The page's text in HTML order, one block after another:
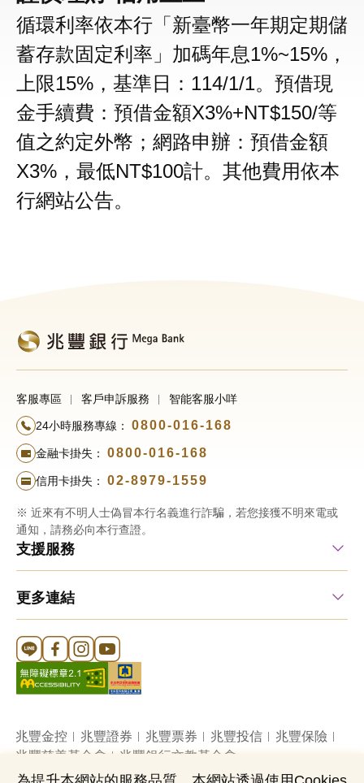
循環利率依本行「新臺幣一年期定期儲
蓄存款固定利率」加碼年息1%~15%，
上限15%，基準日：114/1/1。預借現
金手續費：預借金額X3%+NT$150/等
值之約定外幣；網路申辦：預借金額
X3%，最低NT$100計。其他費用依本
行網站公告。
客服專區 客戶申訴服務 智能客服小咩
24小時服務專線： 0800-016-168
金融卡掛失： 0800-016-168
信用卡掛失： 02-8979-1559
※ 近來有不明人士偽冒本行名義進行詐騙，若您接獲不明來電或
通知，請務必向本行查證。
支援服務
更多連結
Line 官方帳號
FB 官方帳號
Instagram 官方帳號
YouTube 官方帳號
兆豐金控 兆豐證券 兆豐票券 兆豐投信
兆豐保險
兆豐慈善基金會
兆豐銀行文教基金會